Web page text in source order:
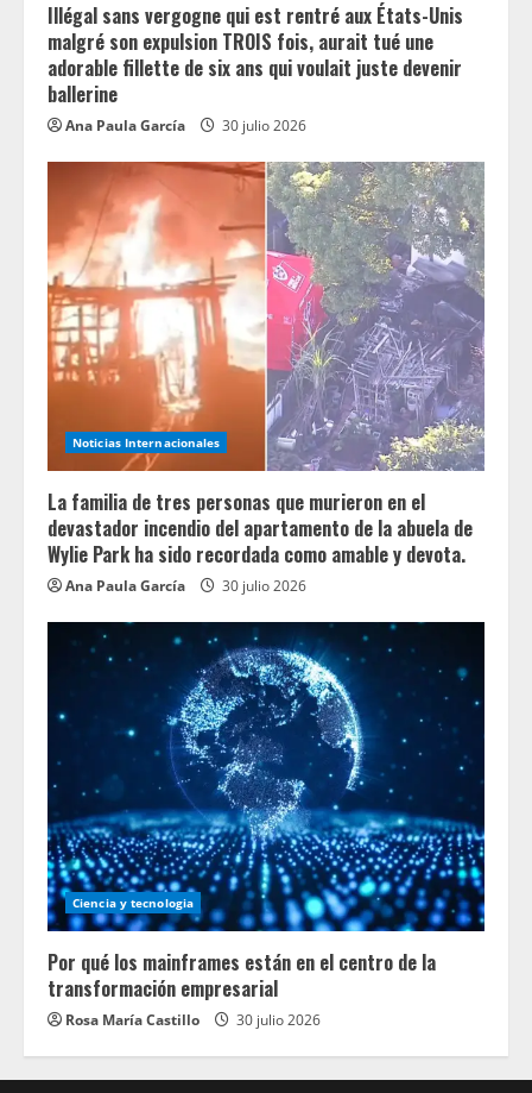
Illégal sans vergogne qui est rentré aux États-Unis
malgré son expulsion TROIS fois, aurait tué une
adorable fillette de six ans qui voulait juste devenir
ballerine
Ana Paula García 30 julio 2026
Noticias Internacionales
La familia de tres personas que murieron en el
devastador incendio del apartamento de la abuela de
Wylie Park ha sido recordada como amable y devota.
Ana Paula García 30 julio 2026
Ciencia y tecnologia
Por qué los mainframes están en el centro de la
transformación empresarial
Rosa María Castillo 30 julio 2026